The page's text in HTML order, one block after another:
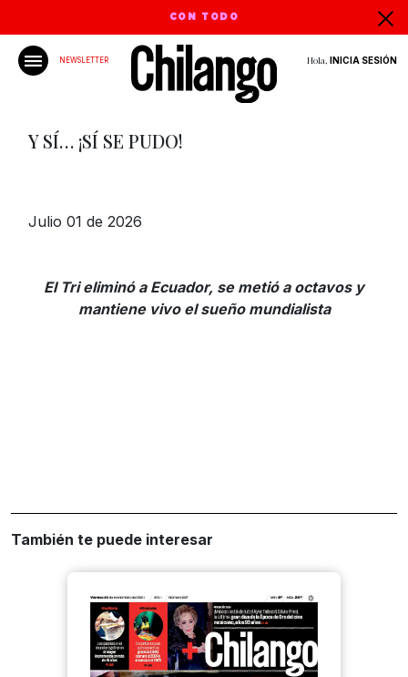
CON TODO
NEWSLETTER Hola, INICIA SESIÓN
Y SÍ… ¡SÍ SE PUDO!
Julio 01 de 2026
El Tri eliminó a Ecuador, se metió a octavos y
mantiene vivo el sueño mundialista
También te puede interesar